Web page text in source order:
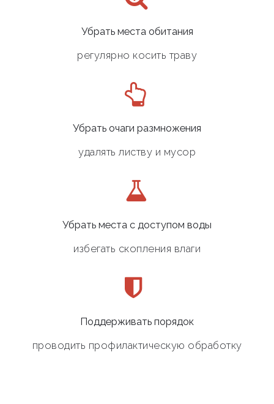
Убрать места обитания
регулярно косить траву
Убрать очаги размножения
удалять листву и мусор
Убрать места с доступом воды
избегать скопления влаги
Поддерживать порядок
проводить профилактическую обработку